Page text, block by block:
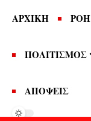
ΑΡΧΙΚΗ ΡΟΗ
ΠΟΛΙΤΙΣΜΟΣ
ΑΠΟΨΕΙΣ